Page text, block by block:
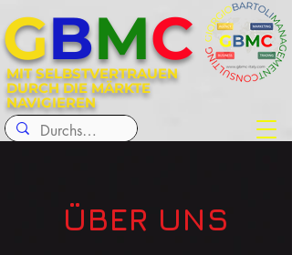
MIT SELBSTVERTRAUEN
DURCH DIE MÄRKTE
NAVIGIEREN
GBMC
ÜBER UNS